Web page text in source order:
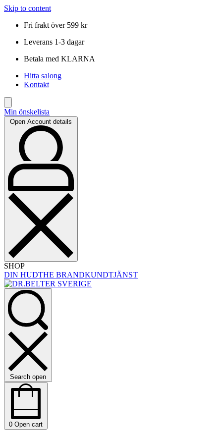
Skip to content
Fri frakt över 599 kr
Leverans 1-3 dagar
Betala med KLARNA
Hitta salong
Kontakt
Min önskelista
Open Account details
SHOP
DIN HUDTHE BRANDKUNDTJÄNST
Search open
0 Open cart